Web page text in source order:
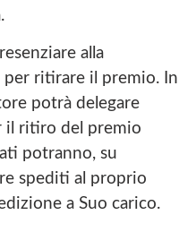
alla
ritirare il premio. In
potrà delegare
il ritiro del premio
potranno, su
spediti al proprio
a Suo carico.